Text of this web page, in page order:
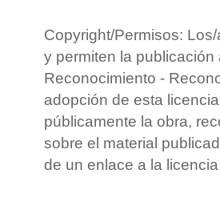
Copyright/Permisos:
y permiten la publicación
Reconocimiento -
adopción de esta
públicamente la obra,
sobre el material
de un enlace a la